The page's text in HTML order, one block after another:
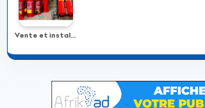
Vente et installation d'extincteurs